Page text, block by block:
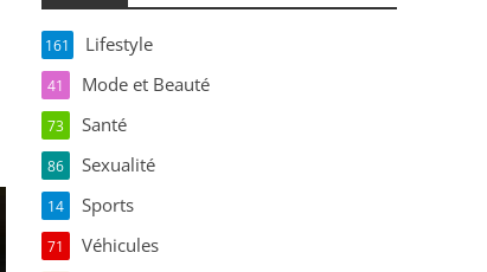
Lifestyle
161
Mode et Beauté
41
Santé
73
Sexualité
86
Sports
14
Véhicules
71